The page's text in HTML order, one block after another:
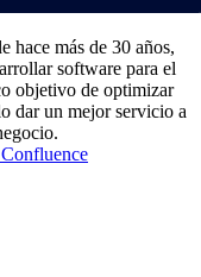
hace más de 30 años,
software para el
objetivo de optimizar
dar un mejor servicio a